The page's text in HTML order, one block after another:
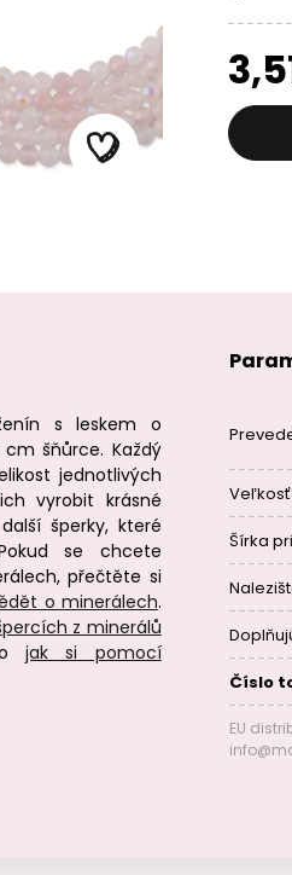
s leskem o
šňůrce. Každý
jednotlivých
vyrobit krásné
šperky, které
se chcete
přečtěte si
o minerálech.
z minerálů
jak si pomocí
Veľkosť
Šírka
Číslo
EU